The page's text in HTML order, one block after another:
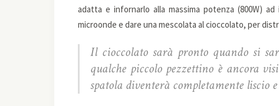
adatta e infornarlo alla massima potenza (800W)
microonde e dare una mescolata al cioccolato, per
Il cioccolato sarà pronto quando si
qualche piccolo pezzettino è ancora
spatola diventerà completamente liscio